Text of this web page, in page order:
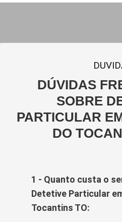
DÚVIDAS
SOBRE
PARTICULAR
DO
1 - Quanto custa o
Detetive Particular
Tocantins TO: